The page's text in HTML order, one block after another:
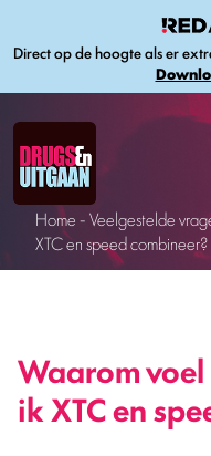
Direct op de hoogte als er
Home-Veelgestelde
XTC en speed combineer?
Waarom
ik XTC en